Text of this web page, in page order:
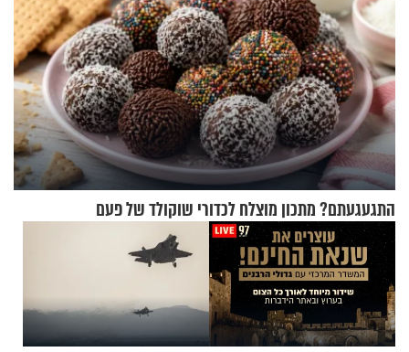
התגעגעתם? מתכון מוצלח לכדורי שוקולד של פעם